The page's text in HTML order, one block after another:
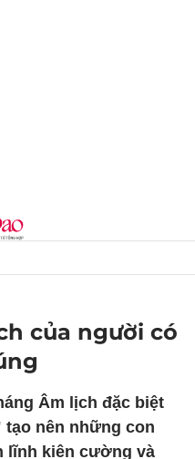
của người có
Âm lịch đặc biệt
nên những con
lĩnh kiên cường và